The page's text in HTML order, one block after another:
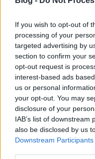
If you wish to opt-out of
processing of your
targeted advertising by
section to confirm your
opt-out request is
interest-based ads
us or personal
your opt-out. You may
disclosure of your
IAB’s list of
also be disclosed by us
Downstream Participants
háborút a
Űrgombákkal a
Egy másik, eddig
föderációs-klingon
(Stamets hadnagy)árul
az asztro-mikológia
gombák
szerint a mikológus
kulcsfontosságú
klingonok
az őt alakító